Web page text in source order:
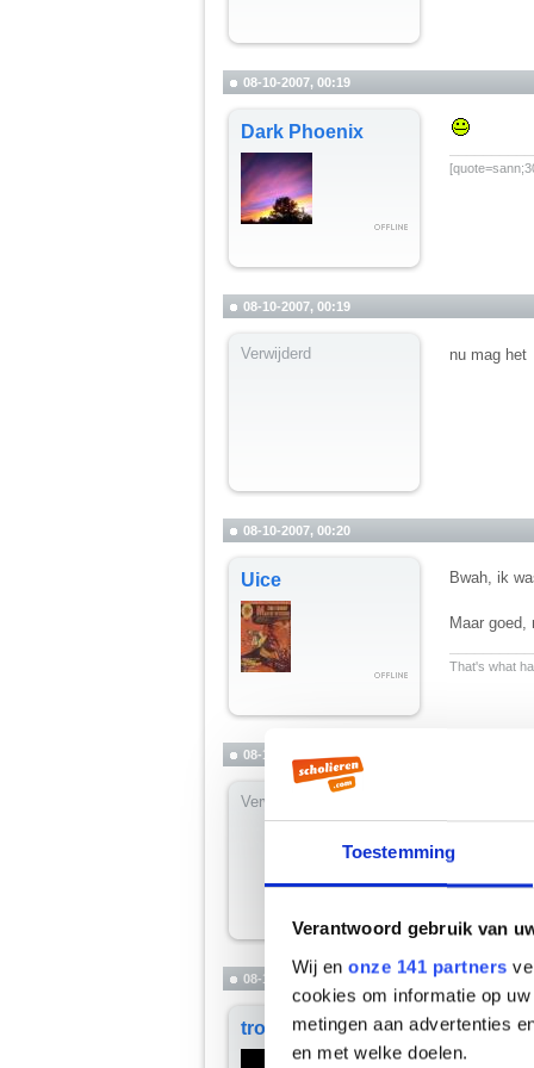
Toestemming
Verantwoord gebruik van
Wij en onze 141 partners
cookies om informatie op
metingen aan advertenties
en met welke doelen.
08-10-2007, 00:19
Dark Phoenix
08-10-2007, 00:19
Verwijderd nu mag het
08-10-2007, 00:20
Uice Bwah, ik
Maar goed,
That's what
08-10-2007, 00:21
Verwijderd
(maar toch
08-10-2007, 00:22
trophus
Julius, heb
Je deed